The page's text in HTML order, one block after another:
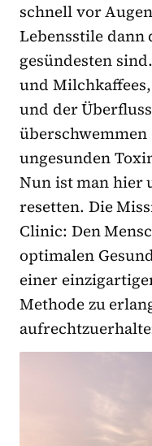
schnell vor
Lebensstile dann
gesündesten
und
und der
ungesunden
Nun ist man hier
resetten. Die
Clinic: Den
optimalen
einer
Methode zu